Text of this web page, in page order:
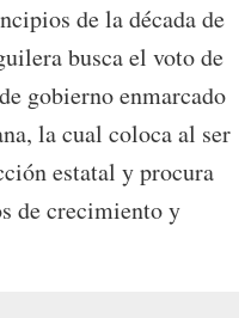
de la década de
busca el voto de
gobierno enmarcado
la cual coloca al ser
estatal y procura
de crecimiento y